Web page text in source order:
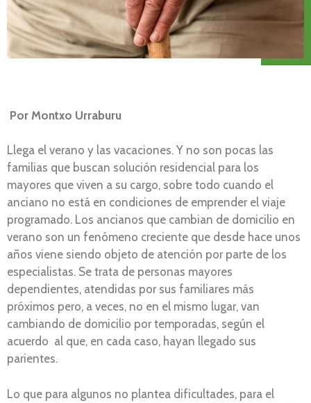
Por Montxo Urraburu
Llega el verano y las vacaciones. Y no son pocas las
familias que buscan solución residencial para los
mayores que viven a su cargo, sobre todo cuando el
anciano no está en condiciones de emprender el viaje
programado. Los ancianos que cambian de domicilio en
verano son un fenómeno creciente que desde hace unos
años viene siendo objeto de atención por parte de los
especialistas. Se trata de personas mayores
dependientes, atendidas por sus familiares más
próximos pero, a veces, no en el mismo lugar, van
cambiando de domicilio por temporadas, según el
acuerdo al que, en cada caso, hayan llegado sus
parientes.
Lo que para algunos no plantea dificultades, para el